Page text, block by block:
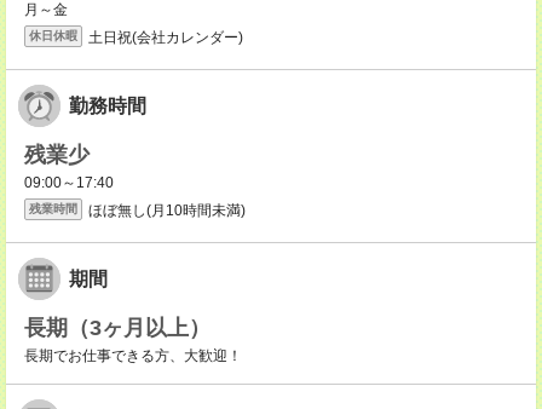
月～金
休日休暇 土日祝(会社カレンダー)
勤務時間
残業少
09:00～17:40
残業時間 ほぼ無し(月10時間未満)
期間
長期（3ヶ月以上）
長期でお仕事できる方、大歓迎！